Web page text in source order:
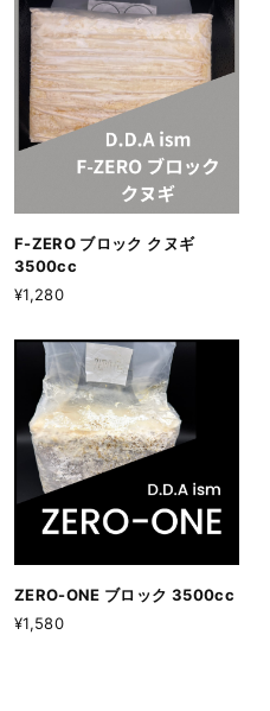
F-ZERO ブロック クヌギ
3500cc
¥1,280
ZERO-ONE ブロック 3500cc
¥1,580